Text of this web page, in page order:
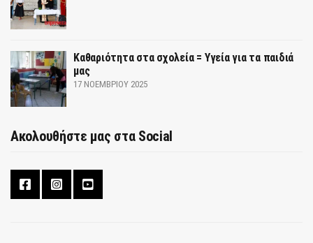
Καθαριότητα στα σχολεία = Υγεία για τα παιδιά
μας
17 ΝΟΕΜΒΡΊΟΥ 2025
Ακολουθήστε μας στα Social